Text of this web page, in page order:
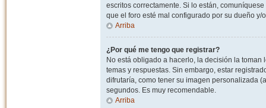
escritos correctamente. Si lo están,
que el foro esté mal configurado por su dueño
Arriba
¿Por qué me tengo que registrar?
No está obligado a hacerlo, la decisión la
temas y respuestas. Sin embargo, estar
difrutaría, como tener su imagen personalizada
segundos. Es muy recomendable.
Arriba